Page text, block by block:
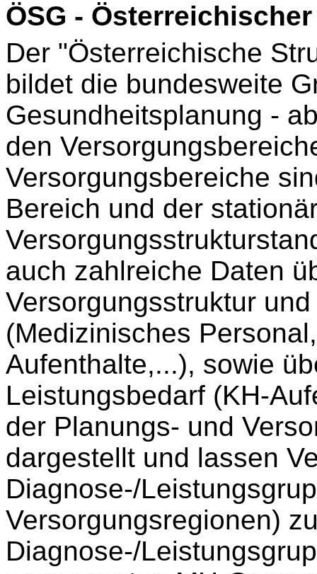
ÖSG -
Der "Österreichische
bildet die bundesweite
Gesundheitsplanung -
den
Versorgungsbereiche
Bereich und der
auch zahlreiche Daten
Versorgungsstruktur
(Medizinisches
Aufenthalte,...), sowie
Leistungsbedarf (KH-
der Planungs- und
dargestellt und lassen
Diagnose-/
Versorgungsregionen)
Diagnose-/